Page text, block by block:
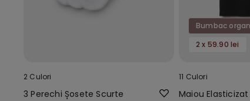
2 Culori
3 Perechi Șosete Scurte
Bumbac
2 x 59.90 lei
11 Culori
Maiou